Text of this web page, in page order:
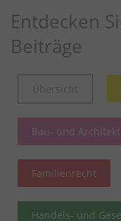
Entdecken
Beiträge
Bau- und
Familienrecht
Handels- und